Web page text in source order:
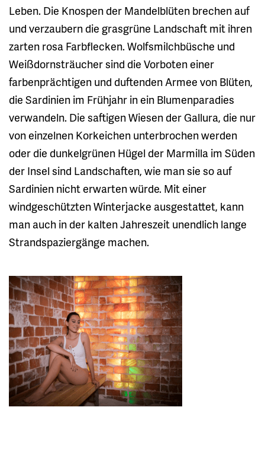
Leben. Die Knospen der Mandelblüten brechen auf
und verzaubern die grasgrüne Landschaft mit ihren
zarten rosa Farbflecken. Wolfsmilchbüsche und
Weißdornsträucher sind die Vorboten einer
farbenprächtigen und duftenden Armee von Blüten,
die Sardinien im Frühjahr in ein Blumenparadies
verwandeln. Die saftigen Wiesen der Gallura, die nur
von einzelnen Korkeichen unterbrochen werden
oder die dunkelgrünen Hügel der Marmilla im Süden
der Insel sind Landschaften, wie man sie so auf
Sardinien nicht erwarten würde. Mit einer
windgeschützten Winterjacke ausgestattet, kann
man auch in der kalten Jahreszeit unendlich lange
Strandspaziergänge machen.